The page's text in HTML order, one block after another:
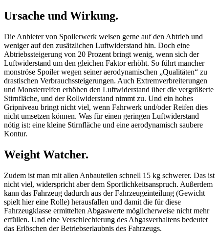
Ursache und Wirkung.
Die Anbieter von Spoilerwerk weisen gerne auf den Abtrieb und
weniger auf den zusätzlichen Luftwiderstand hin. Doch eine
Abtriebssteigerung von 20 Prozent bringt wenig, wenn sich der
Luftwiderstand um den gleichen Faktor erhöht. So führt mancher
monströse Spoiler wegen seiner aerodynamischen „Qualitäten“ zu
drastischen Verbrauchssteigerungen. Auch Extremverbreiterungen
und Monsterreifen erhöhen den Luftwiderstand über die vergrößerte
Stirnfläche, und der Rollwiderstand nimmt zu. Und ein hohes
Gripniveau bringt nicht viel, wenn Fahrwerk und/oder Reifen dies
nicht umsetzen können. Was für einen geringen Luftwiderstand
nötig ist: eine kleine Stirnfläche und eine aerodynamisch saubere
Kontur.
Weight Watcher.
Zudem ist man mit allen Anbauteilen schnell 15 kg schwerer. Das ist
nicht viel, widerspricht aber dem Sportlichkeitsanspruch. Außerdem
kann das Fahrzeug dadurch aus der Fahrzeugeinteilung (Gewicht
spielt hier eine Rolle) herausfallen und damit die für diese
Fahrzeugklasse ermittelten Abgaswerte möglicherweise nicht mehr
erfüllen. Und eine Verschlechterung des Abgasverhaltens bedeutet
das Erlöschen der Betriebserlaubnis des Fahrzeugs.